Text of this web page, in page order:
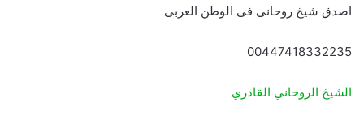
اصدق شيخ روحانى فى الوطن العربى
00447418332235
الشيخ الروحاني القادري